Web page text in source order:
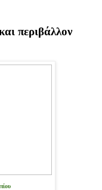
περιβάλλον